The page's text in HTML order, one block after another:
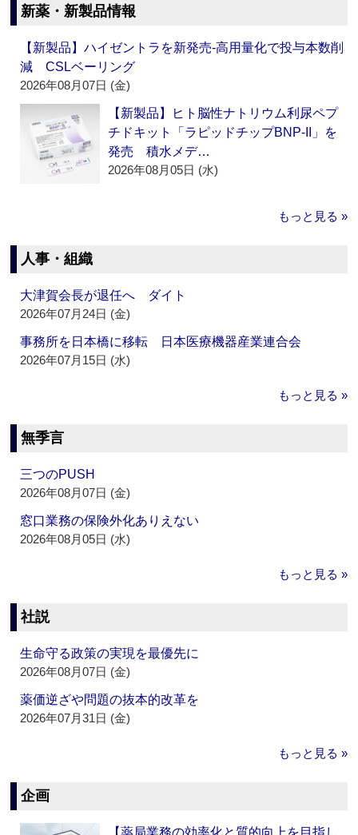
新薬・新製品情報
【新製品】ハイゼントラを新発売‐高用量化で投与本数削
減 CSLベーリング
2026年08月07日 (金)
【新製品】ヒト脳性ナトリウム利尿ペプ
チドキット「ラピッドチップBNP-II」を
発売 積水メデ…
2026年08月05日 (水)
もっと見る »
人事・組織
大津賀会長が退任へ ダイト
2026年07月24日 (金)
事務所を日本橋に移転 日本医療機器産業連合会
2026年07月15日 (水)
もっと見る »
無季言
三つのPUSH
2026年08月07日 (金)
窓口業務の保険外化ありえない
2026年08月05日 (水)
もっと見る »
社説
生命守る政策の実現を最優先に
2026年08月07日 (金)
薬価逆ざや問題の抜本的改革を
2026年07月31日 (金)
もっと見る »
企画